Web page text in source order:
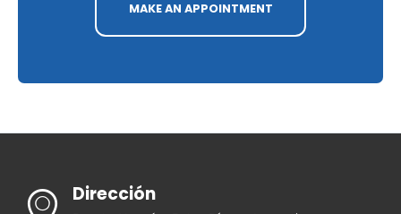
MAKE AN APPOINTMENT
Dirección